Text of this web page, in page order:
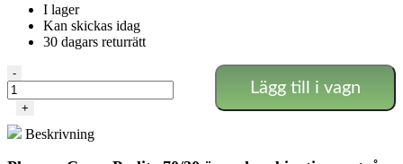
I lager
Kan skickas idag
30 dagars returrätt
Plagron
Coco/Perlite
50ltr.
-
+
Lägg till i vagn
Beskrivning